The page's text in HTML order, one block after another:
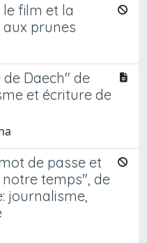
film et la
prunes
de Daech" de
et écriture de
de passe et
temps", de
journalisme,